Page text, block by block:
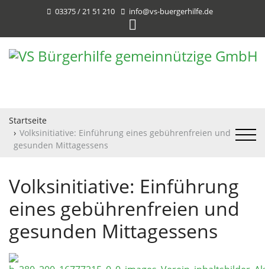
03375 / 21 51 210 info@vs-buergerhilfe.de
Startseite
Volksinitiative: Einführung eines gebührenfreien und
gesunden Mittagessens
Volksinitiative: Einführung
eines gebührenfreien und
gesunden Mittagessens